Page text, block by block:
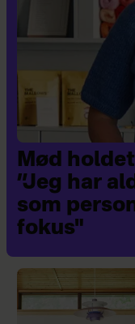
Mød
”Jeg har
som
fokus"